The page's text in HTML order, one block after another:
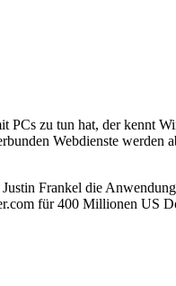
PCs zu tun hat, der kennt
Webdienste
Frankel die
für 400 Millionen US